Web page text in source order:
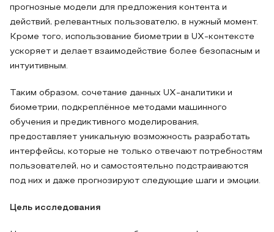
прогнозные модели для предложения контента и
действий, релевантных пользователю, в нужный момент.
Кроме того, использование биометрии в UX‑контексте
ускоряет и делает взаимодействие более безопасным и
интуитивным.
Таким образом, сочетание данных UX-аналитики и
биометрии, подкреплённое методами машинного
обучения и предиктивного моделирования,
предоставляет уникальную возможность разработать
интерфейсы, которые не только отвечают потребностям
пользователей, но и самостоятельно подстраиваются
под них и даже прогнозируют следующие шаги и эмоции.
Цель исследования